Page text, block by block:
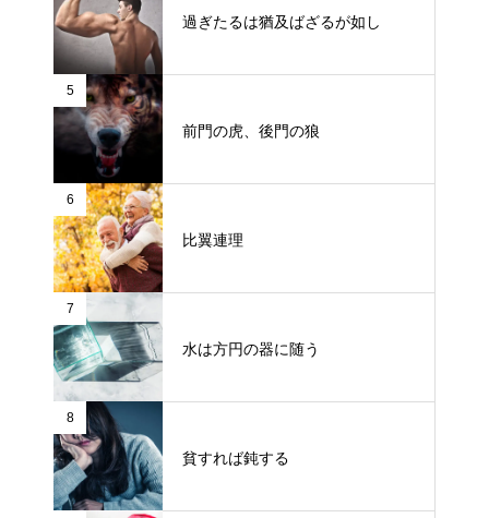
過ぎたるは猶及ばざるが如し
5
前門の虎、後門の狼
6
比翼連理
7
水は方円の器に随う
8
貧すれば鈍する